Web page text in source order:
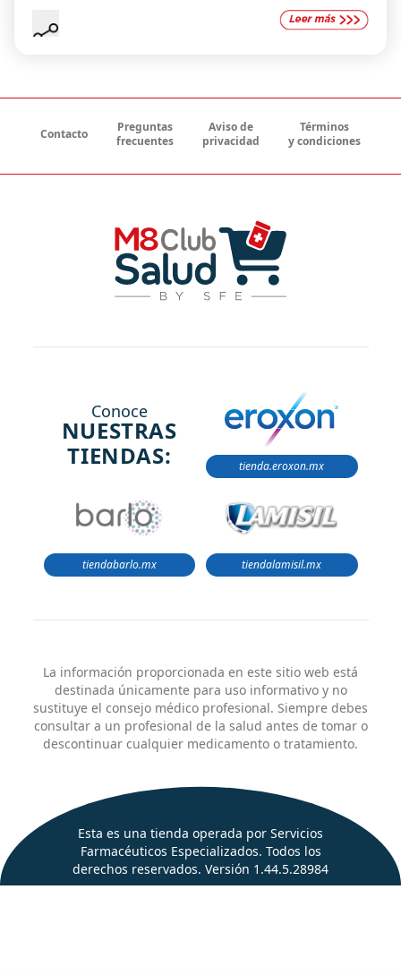
Contacto
Preguntas
frecuentes
Aviso de
privacidad
Términos
y condiciones
Conoce
NUESTRAS
TIENDAS:
tienda.eroxon.mx
tiendabarlo.mx tiendalamisil.mx
La información proporcionada en este sitio web está
destinada únicamente para uso informativo y no
sustituye el consejo médico profesional. Siempre debes
consultar a un profesional de la salud antes de tomar o
descontinuar cualquier medicamento o tratamiento.
Esta es una tienda operada por Servicios
Farmacéuticos Especializados. Todos los
derechos reservados. Versión 1.44.5.28984